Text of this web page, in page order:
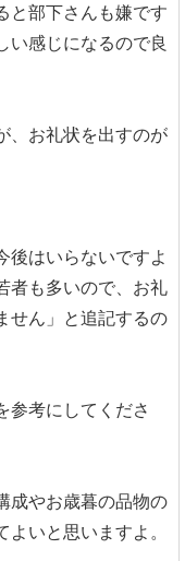
と部下さんも嫌です
い感じになるので良
、お礼状を出すのが
後はいらないですよ
者も多いので、お礼
せん」と追記するの
参考にしてくださ
成やお歳暮の品物の
いと思いますよ。